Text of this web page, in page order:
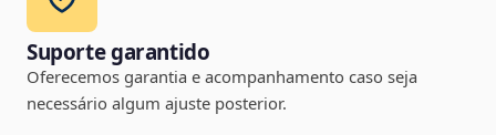
Suporte garantido
Oferecemos garantia e acompanhamento caso seja
necessário algum ajuste posterior.